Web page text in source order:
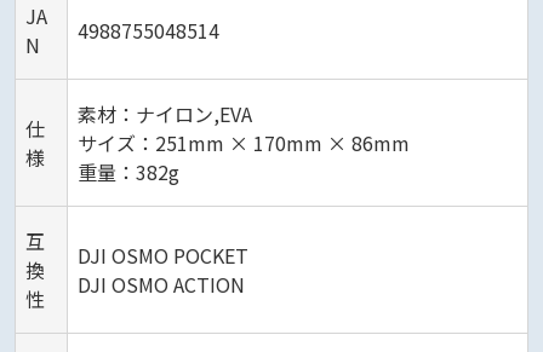
JA
N
4988755048514
仕
様
素材：ナイロン,EVA
サイズ：251mm × 170mm × 86mm
重量：382g
互
換
性
DJI OSMO POCKET
DJI OSMO ACTION